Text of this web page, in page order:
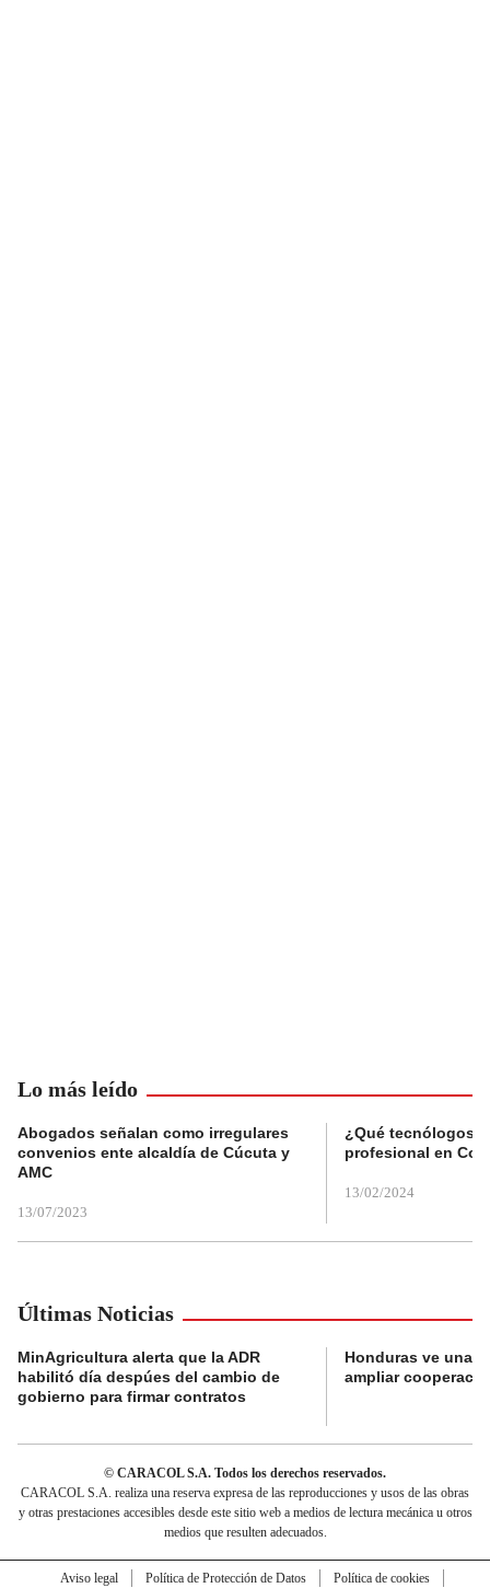
Lo más leído
Abogados señalan como irregulares
convenios ente alcaldía de Cúcuta y
AMC
13/07/2023
¿Qué tecnólogos
profesional en
13/02/2024
Últimas Noticias
MinAgricultura alerta que la ADR
habilitó día despúes del cambio de
gobierno para firmar contratos
Honduras ve una
ampliar
© CARACOL S.A. Todos los derechos reservados.
CARACOL S.A. realiza una reserva expresa de las reproducciones y usos de las obras
y otras prestaciones accesibles desde este sitio web a medios de lectura mecánica u otros
medios que resulten adecuados.
Aviso legal Política de Protección de Datos
Política de cookies